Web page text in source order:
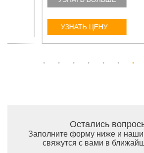
УЗНАТЬ ЦЕНУ
Остались
Заполните форму ниже и наши
свяжутся с вами в